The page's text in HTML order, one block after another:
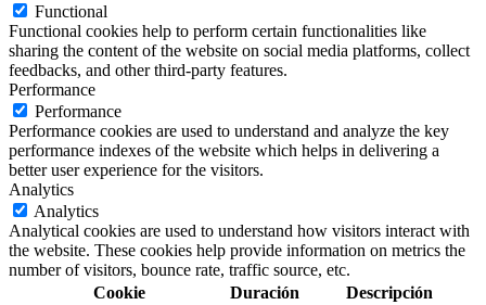
Functional
Functional cookies help to perform certain functionalities like
sharing the content of the website on social media platforms, collect
feedbacks, and other third-party features.
Performance
Performance
Performance cookies are used to understand and analyze the key
performance indexes of the website which helps in delivering a
better user experience for the visitors.
Analytics
Analytics
Analytical cookies are used to understand how visitors interact with
the website. These cookies help provide information on metrics the
number of visitors, bounce rate, traffic source, etc.
Cookie
Duración Descripción